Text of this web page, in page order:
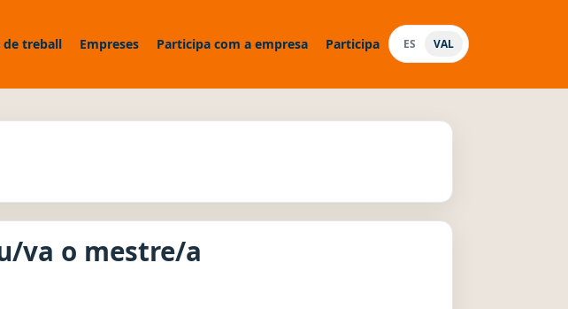
de treball Empreses Participa com a empresa Participa ES VAL
va o mestre/a